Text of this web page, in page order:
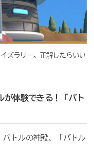
ズラリー。正解したらいい
が体験できる！「バト
バトルの神殿、「バトル